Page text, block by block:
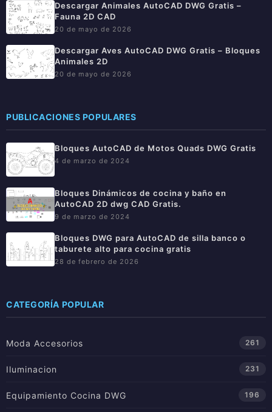
Descargar Animales AutoCAD DWG Gratis –
Fauna 2D CAD
20 de mayo de 2026
Descargar Aves AutoCAD DWG Gratis – Bloques
Animales 2D
20 de mayo de 2026
PUBLICACIONES POPULARES
Bloques AutoCAD de Motos Quads DWG Gratis
4 de marzo de 2024
Bloques Dinámicos de cocina y baño en
AutoCAD 2D dwg CAD Gratis.
9 de marzo de 2024
Bloques DWG para AutoCAD de silla banco o
taburete alto para cocina gratis
28 de febrero de 2026
CATEGORÍA POPULAR
Moda Accesorios 261
Iluminacion 231
Equipamiento Cocina DWG 196